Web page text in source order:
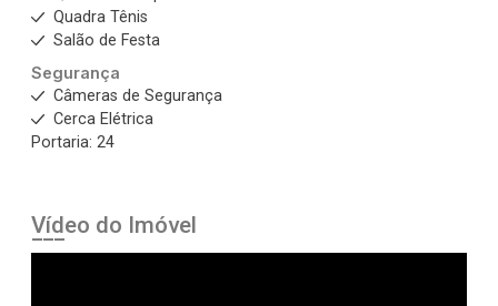
Quadra Tênis
Salão de Festa
Segurança
Câmeras de Segurança
Cerca Elétrica
Portaria: 24
Vídeo do Imóvel